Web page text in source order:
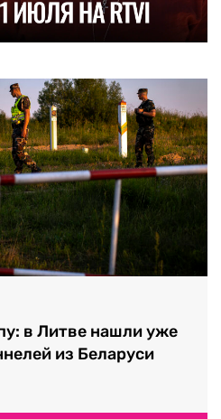
в Литве нашли уже
из Беларуси